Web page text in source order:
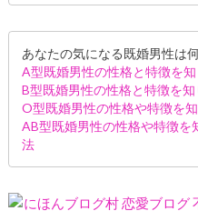
あなたの気になる既婚男性は
A型既婚男性の性格と特徴を
B型既婚男性の性格と特徴を
O型既婚男性の性格や特徴を
AB型既婚男性の性格や特徴を
法